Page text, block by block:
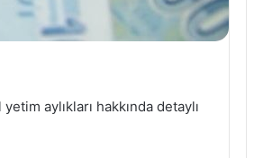
aylıkları hakkında detaylı
Danfoss
23 Aralık 2022